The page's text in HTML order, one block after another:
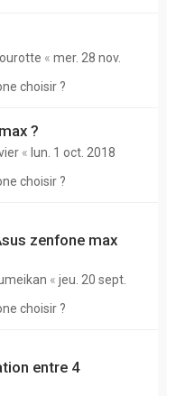
« mer. 28 nov.
choisir ?
?
« lun. 1 oct. 2018
choisir ?
zenfone max
« jeu. 20 sept.
choisir ?
entre 4